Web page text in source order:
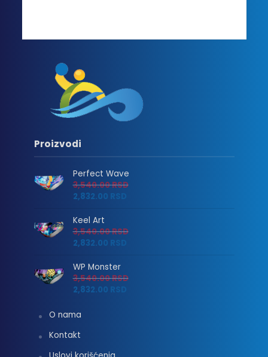
2,832.00 RSD
Proizvodi
Perfect Wave
3,540.00RSD
2,832.00 RSD
Keel Art
3,540.00RSD
2,832.00 RSD
WP Monster
3,540.00RSD
2,832.00 RSD
O nama
Kontakt